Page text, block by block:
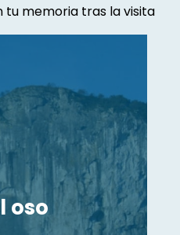
tu memoria tras la visita
oso